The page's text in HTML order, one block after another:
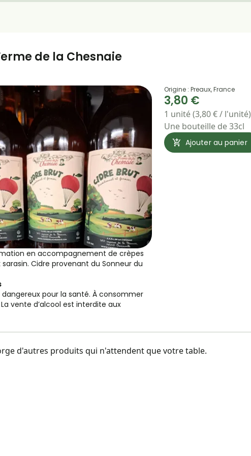
de la Chesnaie
en accompagnement de crèpes
Cidre provenant du Sonneur du
dangereux pour la santé. À consommer
vente d’alcool est interdite aux
Origine : Preaux, France
3,80 €
1 unité (3,80 € / l'unité)
Une bouteille de 33cl
Ajouter au panier
d'autres produits qui n'attendent que votre table.